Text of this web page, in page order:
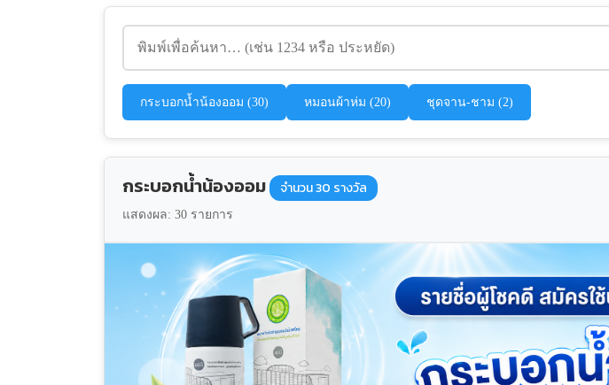
กระบอกน้ำน้องออม (30) หมอนผ้าห่ม (20) ชุดจาน-ชาม (2)
กระบอกน้ำน้องออม จำนวน 30 รางวัล
แสดงผล: 30 รายการ